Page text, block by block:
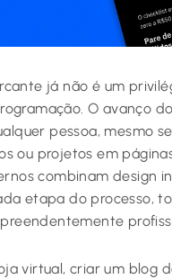
já não é um
O avanço
pessoa, mesmo
ou projetos em
combinam design
etapa do processo,
virtual, criar um blog